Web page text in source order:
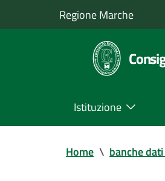
Regione Marche
Istituzione
Home \ banche